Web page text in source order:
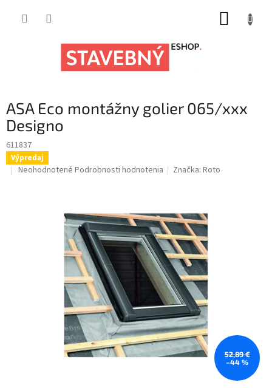
ASA Eco montážny golier 065/xxx
Designo
611837
Výpredaj
Priemerné
Neohodnotené Podrobnosti hodnotenia Značka:Roto
52,89 €
–44 %